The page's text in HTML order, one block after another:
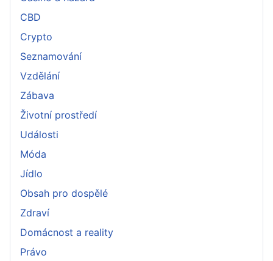
CBD
Crypto
Seznamování
Vzdělání
Zábava
Životní prostředí
Události
Móda
Jídlo
Obsah pro dospělé
Zdraví
Domácnost a reality
Právo